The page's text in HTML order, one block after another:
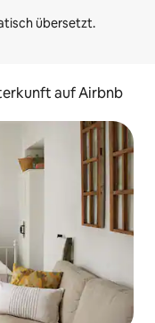
auf Airbnb